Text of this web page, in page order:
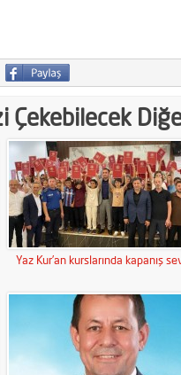
Çekebilecek
Yaz Kur’an kurslarında kapanış